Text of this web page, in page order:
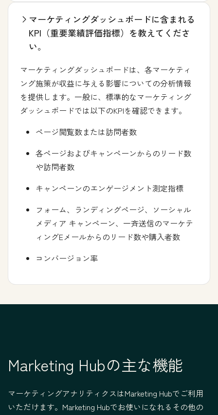
マーケティングダッシュボードに含まれる
KPI（重要業績評価指標）を教えてくださ
い。
マーケティングダッシュボードは、各マーケティ
ング施策が収益に与える影響についての分析情報
を提供します。一般に、標準的なマーケティング
ダッシュボードでは以下のKPIを確認できます。
ページ閲覧数または訪問者数
各ページおよびキャンペーンからのリード数
や訪問者数
キャンペーンのエンゲージメント測定指標
フォーム、ランディングページ、ソーシャル
メディア キャンペーン、一斉送信のマーケテ
ィングEメールからのリード数や購入者数
コンバージョン率
Marketing Hubの主な機能
マーケティングアナリティクスはMarketing Hubでご利用
いただけます。Marketing Hubでお使いになれるその他の